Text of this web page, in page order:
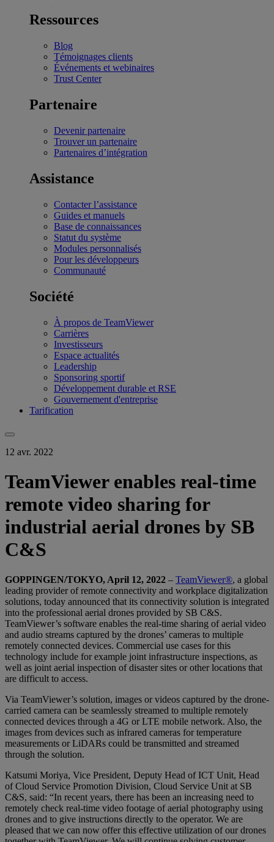
Ressources
Blog
Témoignages clients
Événements et webinaires
Trust Center
Partenaire
Devenir partenaire
Trouver un partenaire
Partenaires d’intégration
Assistance
Contacter l’assistance
Guides et manuels
Base de connaissances
Statut du système
Modules personnalisés
Pour les développeurs
Communauté
Société
À propos de TeamViewer
Carrières
Investisseurs
Espace actualités
Leadership
Sponsoring sportif
Développement durable et RSE
Gouvernement d'entreprise
Tarification
12 avr. 2022
TeamViewer enables real-time
remote video sharing for
industrial aerial drones by SB
C&S
GOPPINGEN/TOKYO, April 12, 2022 – TeamViewer®, a global
leading provider of remote connectivity and workplace digitalization
solutions, today announced that its connectivity solution is integrated
into the professional aerial drones provided by SB C&S.
TeamViewer’s software enables the real-time sharing of aerial video
and audio streams captured by the drones’ cameras to multiple
remotely connected devices. Commercial use cases for this
technology include for example joint infrastructure inspections, as
well as joint aerial inspection of disaster sites or other locations that
are difficult to access.
Via TeamViewer’s solution, images or videos captured by the drone-
carried camera can be seamlessly streamed to multiple remotely
connected devices through a 4G or LTE mobile network. Also, the
images from devices such as infrared cameras for temperature
measurements or LiDARs could be transmitted and streamed
through the solution.
Katsumi Moriya, Vice President, Deputy Head of ICT Unit, Head
of Cloud Service Promotion Division, Cloud Service Unit at SB
C&S, said: “In recent years, there has been an increasing need to
remotely check real-time video footage of aerial photography using
drones and to give instructions directly to the operator. We are
pleased that we can now offer this effective utilization of our drones